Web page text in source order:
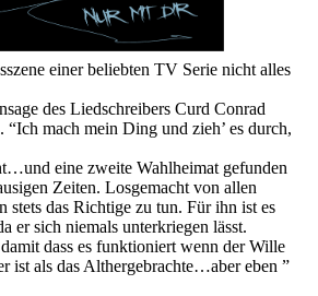
einer beliebten TV Serie nicht alles
des Liedschreibers Curd Conrad
mach mein Ding und zieh’ es durch,
eine zweite Wahlheimat gefunden
Zeiten. Losgemacht von allen
stets das Richtige zu tun. Für ihn ist es
er sich niemals unterkriegen lässt.
dass es funktioniert wenn der Wille
ist als das Althergebrachte…aber eben ”